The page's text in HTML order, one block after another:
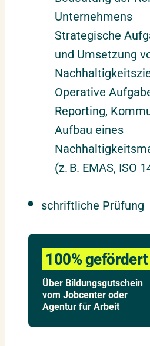
Unternehmens
Strategische
und Umsetzung
Operative
Reporting,
Aufbau eines
(z. B. EMAS, ISO
schriftliche Prüfung
100% gefördert
Über Bildungsgutschein
vom Jobcenter oder
Agentur für Arbeit